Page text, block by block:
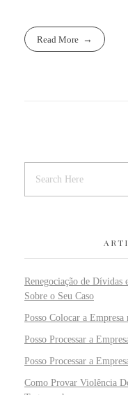
Read More
Renegociação de Dívidas
Sobre o Seu Caso
Posso Colocar a Empresa
Posso Processar a
Posso Processar a
Como Provar Violência